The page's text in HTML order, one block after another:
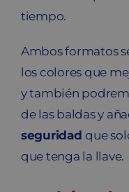
tiempo.
Ambos formatos
los colores que
y también
de las baldas y
seguridad que
que tenga la llave.